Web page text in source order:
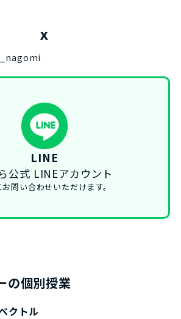
X
LINE
公式 LINEアカウント
問い合わせいただけます。
の個別授業
クトル